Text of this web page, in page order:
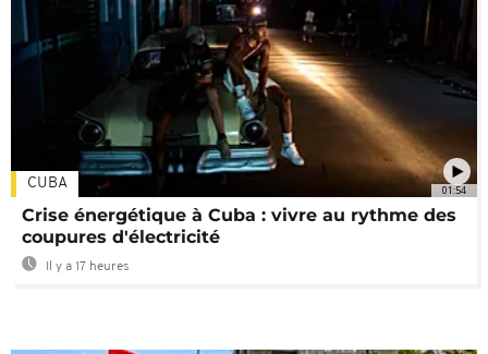
01:54
CUBA
Crise énergétique à Cuba : vivre au rythme des
coupures d'électricité
Il y a 17 heures